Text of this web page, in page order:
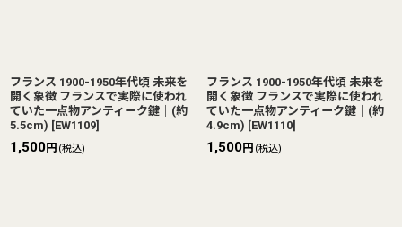
フランス 1900-1950年代頃 未来を
開く象徴 フランスで実際に使われ
ていた一点物アンティーク鍵｜(約
5.5cm) [EW1109]
1,500円 (税込)
フランス 1900-1950年代頃 未来を
開く象徴 フランスで実際に使われ
ていた一点物アンティーク鍵｜(約
4.9cm) [EW1110]
1,500円 (税込)